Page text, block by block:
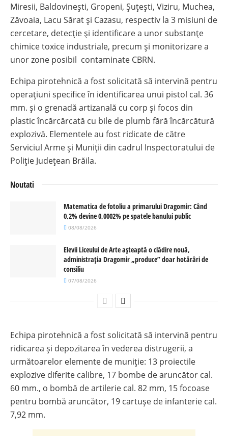
Miresii, Baldovinești, Gropeni, Șuțești, Viziru, Muchea,
Zăvoaia, Lacu Sărat şi Cazasu, respectiv la 3 misiuni de
cercetare, detecție și identificare a unor substanțe
chimice toxice industriale, precum și monitorizare a
unor zone posibil contaminate CBRN.
Echipa pirotehnică a fost solicitată să intervină pentru
operațiuni specifice în identificarea unui pistol cal. 36
mm. și o grenadă artizanală cu corp și focos din
plastic încărcărcată cu bile de plumb fără încărcătură
explozivă. Elementele au fost ridicate de către
Serviciul Arme și Muniții din cadrul Inspectoratului de
Poliție Județean Brăila.
Noutati
Matematica de fotoliu a primarului Dragomir: Când
0,2% devine 0,0002% pe spatele banului public
08/08/2026
Elevii Liceului de Arte așteaptă o clădire nouă,
administrația Dragomir „produce” doar hotărâri de
consiliu
07/08/2026
Echipa pirotehnică a fost solicitată să intervină pentru
ridicarea şi depozitarea în vederea distrugerii, a
următoarelor elemente de muniţie: 13 proiectile
explozive diferite calibre, 17 bombe de aruncător cal.
60 mm., o bombă de artilerie cal. 82 mm, 15 focoase
pentru bombă aruncător, 19 cartușe de infanterie cal.
7,92 mm.